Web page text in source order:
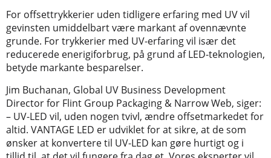
For offsettrykkerier uden tidligere erfaring med UV vil
gevinsten umiddelbart være markant af ovennævnte
grunde. For trykkerier med UV-erfaring vil især det
reducerede enerigiforbrug, på grund af LED-teknologien,
betyde markante besparelser.
Jim Buchanan, Global UV Business Development
Director for Flint Group Packaging & Narrow Web, siger:
– UV-LED vil, uden nogen tvivl, ændre offsetmarkedet for
altid. VANTAGE LED er udviklet for at sikre, at de som
ønsker at konvertere til UV-LED kan gøre hurtigt og i